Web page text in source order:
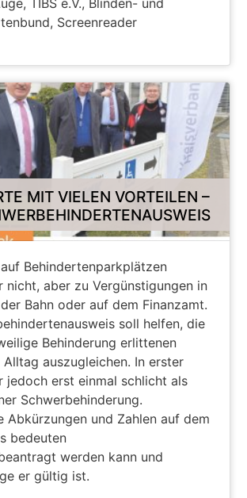
Screenreader
MIT VIELEN VORTEILEN –
Behindertenparkplätzen
nicht, aber zu Vergünstigungen in
Bahn oder auf dem Finanzamt.
soll helfen, die
Behinderung erlittenen
auszugleichen. In erster
jedoch erst einmal schlicht als
Schwerbehinderung.
Abkürzungen und Zahlen auf dem
bedeuten
werden kann und
er gültig ist.